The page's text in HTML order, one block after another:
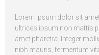
Lorem ipsum dolor sit
ultrices ipsum non mattis
amet pharetra. Integer
nibh mauris, fermentum